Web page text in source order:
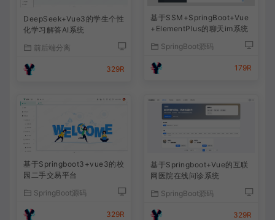
DeepSeek+Vue3的学生个性
化学习解答AI系统
前后端分离
329R
基于SSM+SpringBoot+Vue
+ElementPlus的聊天im系统
SpringBoot源码
179R
基于Springboot3+vue3的校
园二手交易平台
SpringBoot源码
329R
基于Springboot+Vue的互联
网医院在线问诊系统
SpringBoot源码
329R